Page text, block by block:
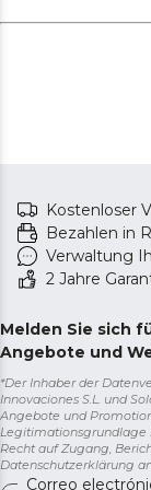
Kostenloser
Bezahlen in
Verwaltung
2 Jahre
Melden Sie sich
Angebote und
*Der Inhaber der
Innovaciones S.L. und
Angebote und
Legitimationsgrundlage
Recht auf Zugang,
Datenschutzerklärung
Correo